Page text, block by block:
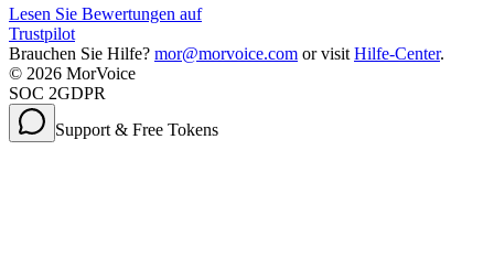
Lesen Sie Bewertungen auf
Trustpilot
Brauchen Sie Hilfe? mor@morvoice.com or visit Hilfe-Center.
© 2026 MorVoice
SOC 2GDPR
Support & Free Tokens